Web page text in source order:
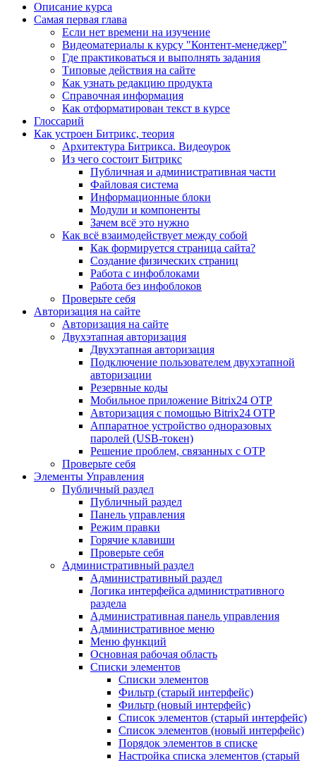
Описание курса
Самая первая глава
Если нет времени на изучение
Видеоматериалы к курсу "Контент-менеджер"
Где практиковаться и выполнять задания
Типовые действия на сайте
Как узнать редакцию продукта
Справочная информация
Как отформатирован текст в курсе
Глоссарий
Как устроен Битрикс, теория
Архитектура Битрикса. Видеоурок
Из чего состоит Битрикс
Публичная и административная части
Файловая система
Информационные блоки
Модули и компоненты
Зачем всё это нужно
Как всё взаимодействует между собой
Как формируется страница сайта?
Создание физических страниц
Работа с инфоблоками
Работа без инфоблоков
Проверьте себя
Авторизация на сайте
Авторизация на сайте
Двухэтапная авторизация
Двухэтапная авторизация
Подключение пользователем двухэтапной
авторизации
Резервные коды
Мобильное приложение Bitrix24 OTP
Авторизация с помощью Bitrix24 OTP
Аппаратное устройство одноразовых
паролей (USB-токен)
Решение проблем, связанных с OTP
Проверьте себя
Элементы Управления
Публичный раздел
Публичный раздел
Панель управления
Режим правки
Горячие клавиши
Проверьте себя
Административный раздел
Административный раздел
Логика интерфейса административного
раздела
Административная панель управления
Административное меню
Меню функций
Основная рабочая область
Списки элементов
Списки элементов
Фильтр (старый интерфейс)
Фильтр (новый интерфейс)
Список элементов (старый интерфейс)
Список элементов (новый интерфейс)
Порядок элементов в списке
Настройка списка элементов (старый